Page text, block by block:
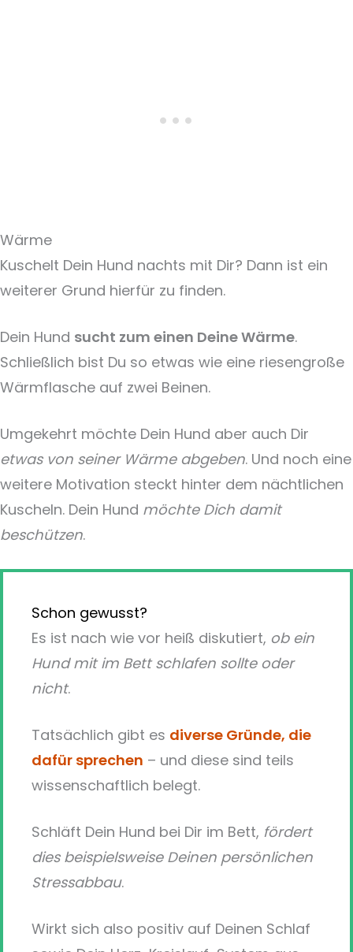
Wärme
Kuschelt Dein Hund nachts mit Dir? Dann ist ein
weiterer Grund hierfür zu finden.
Dein Hund sucht zum einen Deine Wärme.
Schließlich bist Du so etwas wie eine riesengroße
Wärmflasche auf zwei Beinen.
Umgekehrt möchte Dein Hund aber auch Dir
etwas von seiner Wärme abgeben. Und noch eine
weitere Motivation steckt hinter dem nächtlichen
Kuscheln. Dein Hund möchte Dich damit
beschützen.
Schon gewusst?
Es ist nach wie vor heiß diskutiert, ob ein
Hund mit im Bett schlafen sollte oder
nicht.
Tatsächlich gibt es diverse Gründe, die
dafür sprechen – und diese sind teils
wissenschaftlich belegt.
Schläft Dein Hund bei Dir im Bett, fördert
dies beispielsweise Deinen persönlichen
Stressabbau.
Wirkt sich also positiv auf Deinen Schlaf